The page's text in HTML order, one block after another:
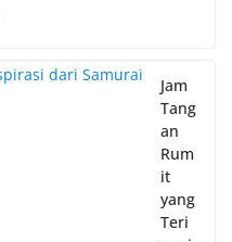
Jam
Tang
an
Rum
it
yang
Teri